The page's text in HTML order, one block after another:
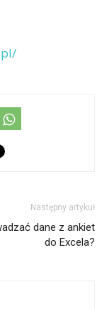
Następny artykuł
dane z ankiet
do Excela?